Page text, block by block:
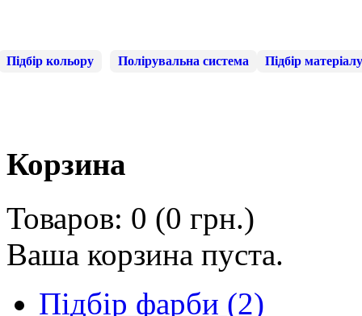
Підбір кольору Полірувальна система Підбір матеріалу
Корзина
Товаров: 0 (0 грн.)
Ваша корзина пуста.
Підбір фарби (2)